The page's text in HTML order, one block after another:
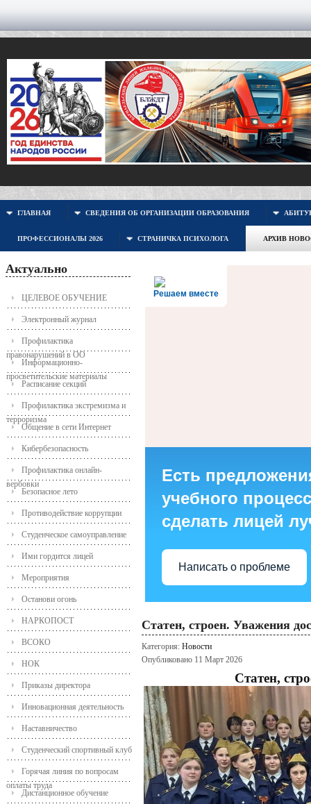
ГЛАВНАЯ СВЕДЕНИЯ ОБ ОРГАНИЗАЦИИ ОБРАЗОВАНИЯ
ПРОФЕССИОНАЛЫ 2026 СТРАНИЧКА ПСИХОЛОГА АРХИВ
Актуально
ЦЕЛЕВОЕ ОБУЧЕНИЕ
Электронный журнал
Профилактика
правонарушений в ОО
Информационно-
просветительские материалы
Расписание секций
Профилактика экстремизма и
терроризма
Общение в сети Интернет
Кибербезопасность
Профилактика онлайн-
вербовки
Безопасное лето
Противодействие коррупции
Студенческое самоуправление
Ими гордится лицей
Мероприятия
Останови огонь
НАРКОПОСТ
ВСОКО
НОК
Приказы директора
Инновационная деятельность
Наставничество
Студенческий спортивный клуб
Горячая линия по вопросам
оплаты труда
Дистанционное обучение
Решаем вместе
Есть
учебного
сделать лицей
Написать о проблеме
Статен, строен. Уважения
Категория: Новости
Опубликовано 11 Март 2026
Статен,